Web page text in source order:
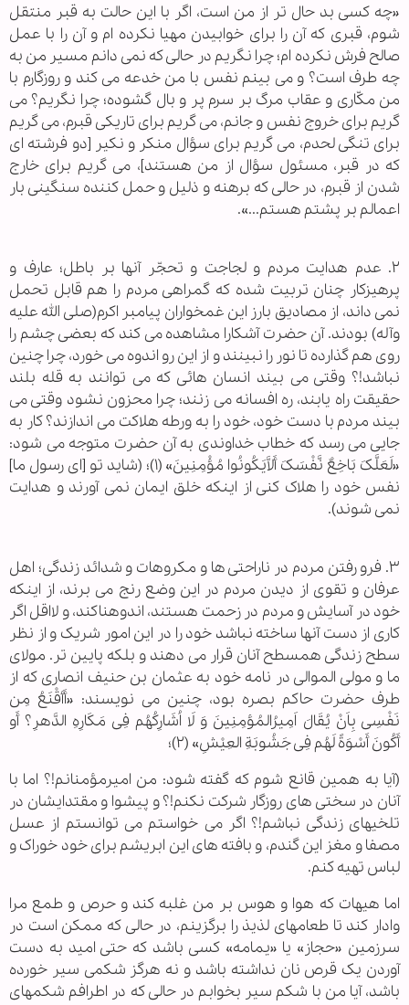
«چه کسی بد حال تر از من است، اگر با این حالت به قبر منتقل
شوم، قبری که آن را برای خوابیدن مهیا نکرده ام و آن را با عمل
صالح فرش نکرده ام؛ چرا نگریم در حالی که نمی دانم مسیر من به
چه طرف است؟ و می بینم نفس با من خدعه می کند و روزگارم با
من مکّاری و عقاب مرگ بر سرم پر و بال گشوده؛ چرا نگریم؟ می
گریم برای خروج نفس و جانم، می گریم برای تاریکی قبرم، می گریم
برای تنگی لحدم، می گریم برای سؤال منکر و نکیر [دو فرشته ای
که در قبر، مسئول سؤال از من هستند]، می گریم برای خارج
شدن از قبرم، در حالی که برهنه و ذلیل و حمل کننده سنگینی بار
اعمالم بر پشتم هستم...».
۲. عدم هدایت مردم و لجاجت و تحجّر آنها بر باطل؛ عارف و
پرهیزکار چنان تربیت شده که گمراهی مردم را هم قابل تحمل
نمی داند، از مصادیق بارز این غمخواران پیامبر اکرم(صلی الله علیه
وآله) بودند. آن حضرت آشکارا مشاهده می کند که بعضی چشم را
روی هم گذارده تا نور را نبینند و از این رو اندوه می خورد، چرا چنین
نباشد!؟ وقتی می بیند انسان هائی که می توانند به قله بلند
حقیقت راه یابند، ره افسانه می زنند؛ چرا محزون نشود وقتی می
بیند مردم با دست خود، خود را به ورطه هلاکت می اندازند؟ کار به
جایی می رسد که خطاب خداوندی به آن حضرت متوجه می شود:
«لَعَلَّکَ بَاخِعٌ نَّفْسَکَ أَلاَّیَکُونُوا مُؤْمِنِینَ» (۱)؛ (شاید تو [ای رسول ما]
نفس خود را هلاک کنی از اینکه خلق ایمان نمی آورند و هدایت
نمی شوند).
۳. فرو رفتن مردم در ناراحتی ها و مکروهات و شدائد زندگی؛ اهل
عرفان و تقوی از دیدن مردم در این وضع رنج می برند، از اینکه
خود در آسایش و مردم در زحمت هستند، اندوهناکند، و لااقل اگر
کاری از دست آنها ساخته نباشد خود را در این امور شریک و از نظر
سطح زندگی همسطح آنان قرار می دهند و بلکه پایین تر. مولای
ما و مولی الموالی در نامه خود به عثمان بن حنیف انصاری که از
طرف حضرت حاکم بصره بود، چنین می نویسند: «أَأقْنَعُ مِن
نَفْسِی بِاَنْ یُقَالَ اَمِیرُالمُؤمِنِینَ وَ لَا اُشَارِکُهُم فِی مَکَارِهِ الدَّهرِ؟ أَو
أَکُونَ أَسْوَةً لَهُم فِی جَشُوبَةِ العِیْشِ» (۲)؛
(آیا به همین قانع شوم که گفته شود: من امیرمؤمنانم!؟ اما با
آنان در سختی های روزگار شرکت نکنم!؟ و پیشوا و مقتدایشان در
تلخیهای زندگی نباشم!؟ اگر می خواستم می توانستم از عسل
مصفا و مغز این گندم، و بافته های این ابریشم برای خود خوراک و
لباس تهیه کنم.
اما هیهات که هوا و هوس بر من غلبه کند و حرص و طمع مرا
وادار کند تا طعامهای لذیذ را برگزینم، در حالی که ممکن است در
سرزمین «حجاز» یا «یمامه» کسی باشد که حتی امید به دست
آوردن یک قرص نان نداشته باشد و نه هرگز شکمی سیر خورده
باشد، آیا من با شکم سیر بخوابم در حالی که در اطرافم شکمهای